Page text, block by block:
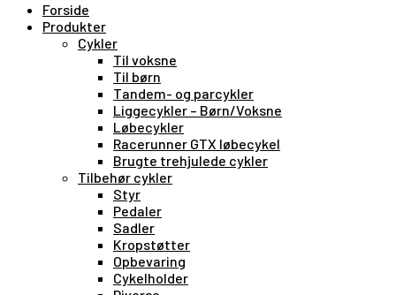
Forside
Produkter
Cykler
Til voksne
Til børn
Tandem- og parcykler
Liggecykler – Børn/Voksne
Løbecykler
Racerunner GTX løbecykel
Brugte trehjulede cykler
Tilbehør cykler
Styr
Pedaler
Sadler
Kropstøtter
Opbevaring
Cykelholder